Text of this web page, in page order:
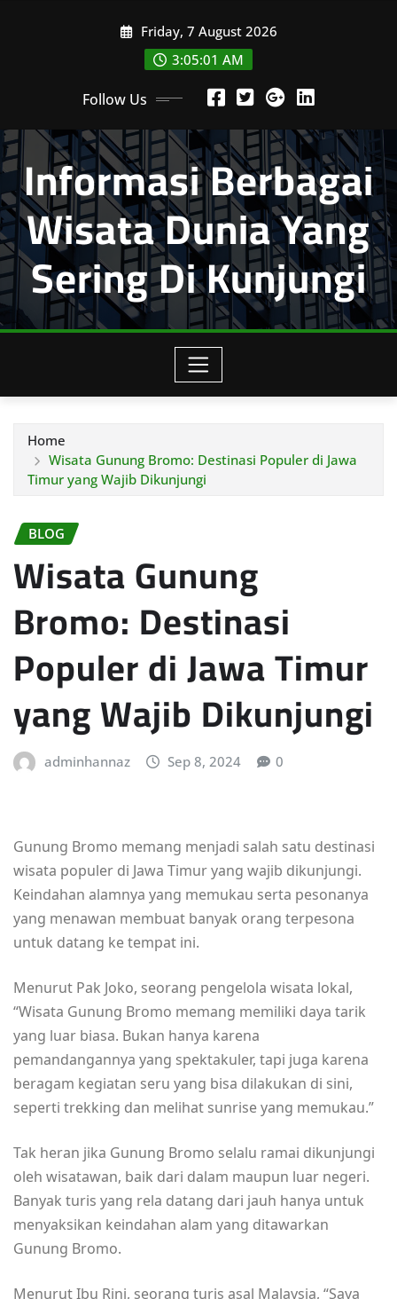
Friday, 7 August 2026
3:05:02 AM
Follow Us
Informasi Berbagai
Wisata Dunia Yang
Sering Di Kunjungi
Home
Wisata Gunung Bromo: Destinasi Populer di Jawa
Timur yang Wajib Dikunjungi
BLOG
Wisata Gunung
Bromo: Destinasi
Populer di Jawa Timur
yang Wajib Dikunjungi
adminhannaz Sep 8, 2024 0
Gunung Bromo memang menjadi salah satu destinasi
wisata populer di Jawa Timur yang wajib dikunjungi.
Keindahan alamnya yang memukau serta pesonanya
yang menawan membuat banyak orang terpesona
untuk datang ke tempat ini.
Menurut Pak Joko, seorang pengelola wisata lokal,
“Wisata Gunung Bromo memang memiliki daya tarik
yang luar biasa. Bukan hanya karena
pemandangannya yang spektakuler, tapi juga karena
beragam kegiatan seru yang bisa dilakukan di sini,
seperti trekking dan melihat sunrise yang memukau.”
Tak heran jika Gunung Bromo selalu ramai dikunjungi
oleh wisatawan, baik dari dalam maupun luar negeri.
Banyak turis yang rela datang dari jauh hanya untuk
menyaksikan keindahan alam yang ditawarkan
Gunung Bromo.
Menurut Ibu Rini, seorang turis asal Malaysia, “Saya